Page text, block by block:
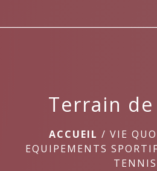
Terrain
ACCUEIL / VIE
EQUIPEMENTS
TENNIS